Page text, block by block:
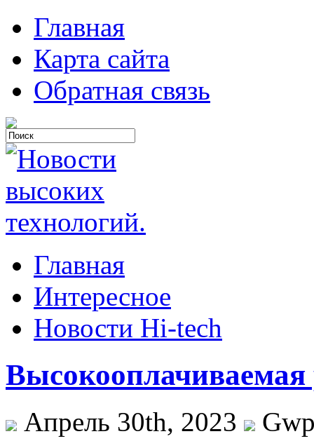
Главная
Карта сайта
Обратная связь
Главная
Интересное
Новости Hi-tech
Высокооплачиваемая
Апрель 30th, 2023